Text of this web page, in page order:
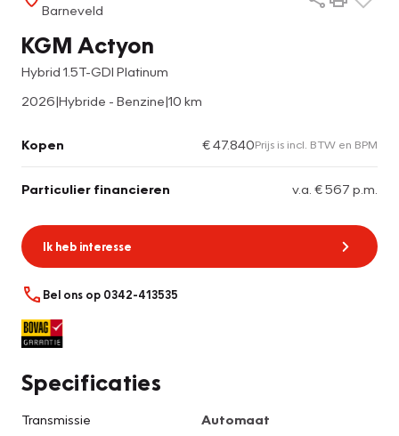
Barneveld
KGM Actyon
Hybrid 1.5T-GDI Platinum
2026|Hybride - Benzine|10 km
Kopen € 47.840Prijs is incl. BTW en BPM
Particulier financieren v.a. € 567 p.m.
Ik heb interesse
Bel ons op 0342-413535
Specificaties
Transmissie
Automaat